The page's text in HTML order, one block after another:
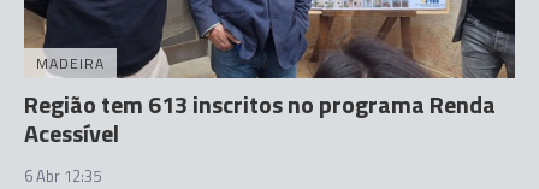
MADEIRA
Região tem 613 inscritos no programa Renda
Acessível
6 Abr 12:35